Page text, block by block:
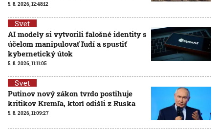
5. 8. 2026, 12:48:12
Svet
AI modely si vytvorili falošné identity s
účelom manipulovať ľudí a spustiť
kybernetický útok
5. 8. 2026, 11:11:05
Svet
Putinov nový zákon tvrdo postihuje
kritikov Kremľa, ktorí odišli z Ruska
5. 8. 2026, 11:09:27